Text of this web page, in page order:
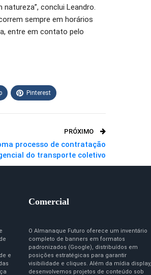
conclui Leandro.
sempre em horários
entre em contato pelo
Pinterest
PRÓXIMO
processo de contratação
do transporte coletivo
e
Comercial
O Almanaque Futuro oferece um inventário
completo de banners em formatos
padronizados (Google), distribuídos em
posições estratégicas para garantir
visibilidade e cliques. Além da mídia display,
desenvolvemos projetos de conteúdo sob